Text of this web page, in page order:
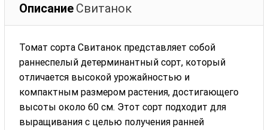
Описание Свитанок
Томат сорта Свитанок представляет собой
раннеспелый детерминантный сорт, который
отличается высокой урожайностью и
компактным размером растения, достигающего
высоты около 60 см. Этот сорт подходит для
выращивания с целью получения ранней